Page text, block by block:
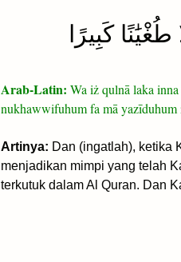
كَبِيرًا
Arab-Latin: Wa iż qulnā laka
nukhawwifuhum fa mā yazīduhum
Artinya: Dan (ingatlah), ketika
menjadikan mimpi yang telah
terkutuk dalam Al Quran. Dan